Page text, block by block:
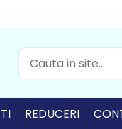
REDUCERI